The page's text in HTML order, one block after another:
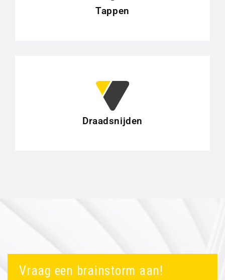
Tappen
Draadsnijden
Vraag een brainstorm aan!